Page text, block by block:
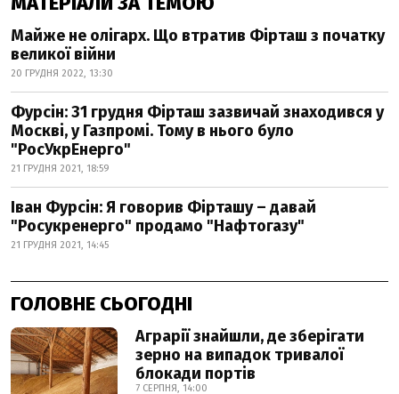
Майже не олігарх. Що втратив Фірташ з початку
великої війни
20 ГРУДНЯ 2022, 13:30
Фурсін: 31 грудня Фірташ зазвичай знаходився у
Москві, у Газпромі. Тому в нього було
"РосУкрЕнерго"
21 ГРУДНЯ 2021, 18:59
Іван Фурсін: Я говорив Фірташу – давай
"Росукренерго" продамо "Нафтогазу"
21 ГРУДНЯ 2021, 14:45
ГОЛОВНЕ СЬОГОДНІ
Аграрії знайшли, де зберігати
зерно на випадок тривалої
блокади портів
7 СЕРПНЯ, 14:00